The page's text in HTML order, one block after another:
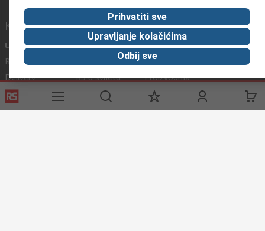
Korisni linkovi
Usluge
Registrirajte
Delivery
Payment
Export
O RS-u
RS u svijetu
Korporacija
ESG
Industrijska
Industrijska Zona
Proizvodnja
Prihvatiti sve
Upravljanje kolačićima
Odbij sve